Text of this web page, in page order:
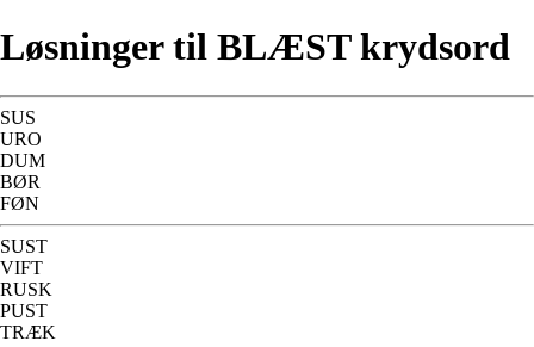
Løsninger til BLÆST krydsord
SUS
URO
DUM
BØR
FØN
SUST
VIFT
RUSK
PUST
TRÆK